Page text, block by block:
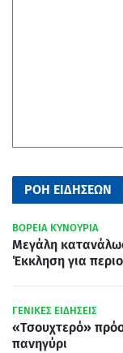
ΡΟΗ ΕΙΔΗΣΕΩΝ
ΒΟΡΕΙΑ ΚΥΝΟΥΡΙΑ
Μεγάλη
Έκκληση για
ΓΕΝΙΚΕΣ ΕΙΔΗΣΕΙΣ
«Τσουχτερό»
πανηγύρι